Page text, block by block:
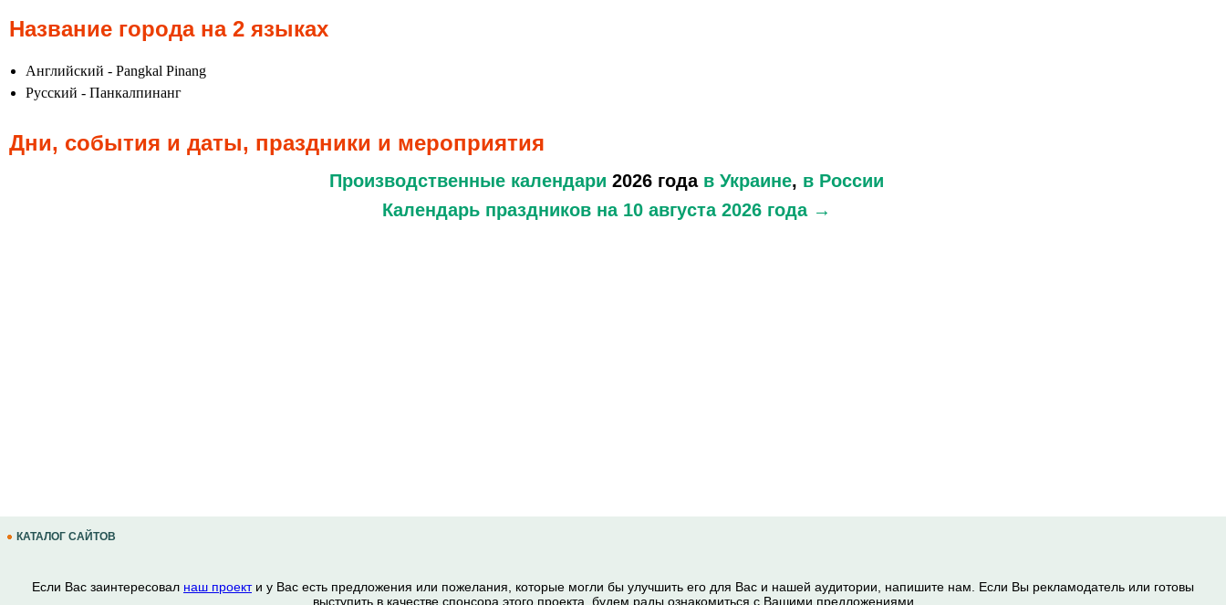
Название города на 2 языках
Английский - Pangkal Pinang
Русский - Панкалпинанг
Дни, события и даты, праздники и мероприятия
Производственные календари 2026 года в Украине, в России
Календарь праздников на 10 августа 2026 года →
КАТАЛОГ САЙТОВ
Если Вас заинтересовал наш проекти у Вас есть предложения или пожелания, которые могли бы улучшить его для Вас и нашей аудитории, напишите нам. Если Вы рекламодатель или готовы
выступить в качестве спонсора этого проекта, будем рады ознакомиться с Вашими предложениями